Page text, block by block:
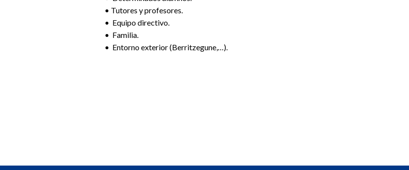
• Tutores y profesores.
• Equipo directivo.
• Familia.
• Entorno exterior (Berritzegune,…).